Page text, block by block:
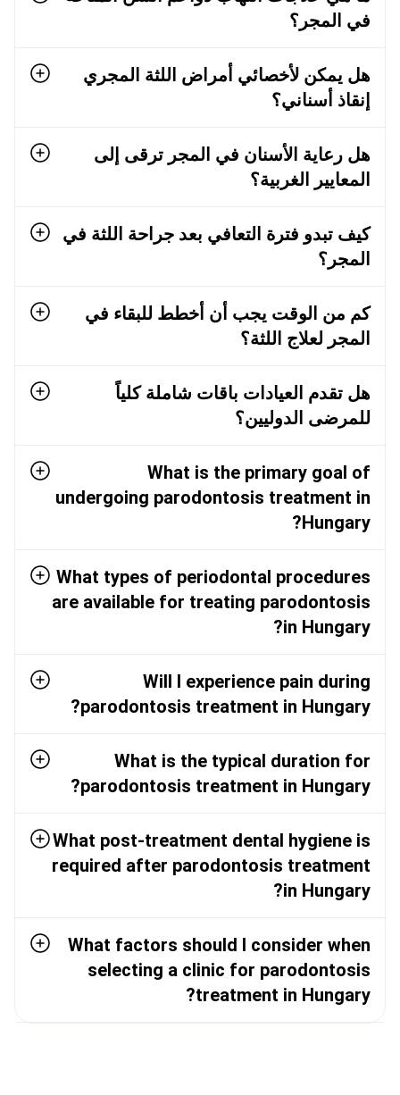
في المجر؟
هل يمكن لأخصائي أمراض اللثة المجري
إنقاذ أسناني؟
هل رعاية الأسنان في المجر ترقى إلى
المعايير الغربية؟
كيف تبدو فترة التعافي بعد جراحة اللثة في
المجر؟
كم من الوقت يجب أن أخطط للبقاء في
المجر لعلاج اللثة؟
هل تقدم العيادات باقات شاملة كلياً
للمرضى الدوليين؟
What is the primary goal of
undergoing parodontosis treatment in
Hungary?
What types of periodontal procedures
are available for treating parodontosis
in Hungary?
Will I experience pain during
parodontosis treatment in Hungary?
What is the typical duration for
parodontosis treatment in Hungary?
What post-treatment dental hygiene is
required after parodontosis treatment
in Hungary?
What factors should I consider when
selecting a clinic for parodontosis
treatment in Hungary?